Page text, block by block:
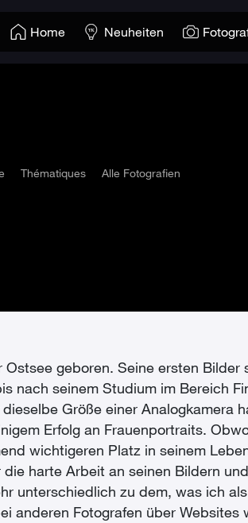
Home Neuheiten
Thématiques Alle Fotografien
geboren. Seine ersten Bilder
nach seinem Studium im Bereich
Größe einer Analogkamera
Erfolg an Frauenportraits.
wichtigeren Platz in seinem
harte Arbeit an seinen Bildern
unterschiedlich zu dem, was ich
anderen Fotografen über